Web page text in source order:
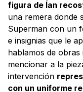
figura de Ían
una remera donde
Superman con un
e insignias que le
hablamos de
mencionar a la
intervención
con un uniforme